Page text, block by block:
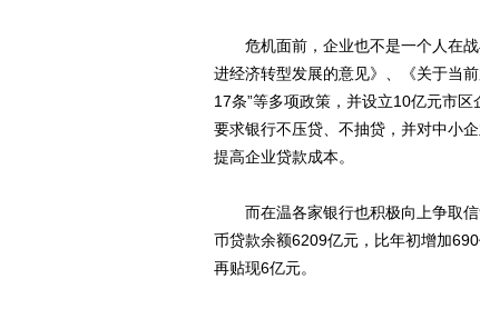
危机面前，企业也不是一个人在战
进经济转型发展的意见》、《关于当
17条”等多项政策，并设立10亿元市
要求银行不压贷、不抽贷，并对中小
提高企业贷款成本。
而在温各家银行也积极向上争取信
币贷款余额6209亿元，比年初增加
再贴现6亿元。